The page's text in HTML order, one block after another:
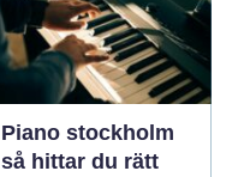
Piano stockholm
så hittar du rätt